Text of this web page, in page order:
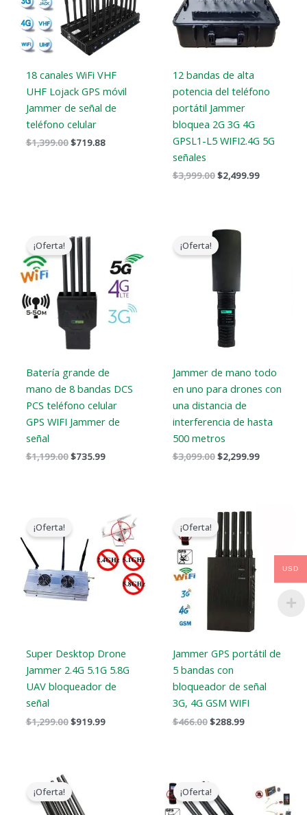
18 canales WiFi VHF
UHF Lojack GPS móvil
Jammer de señal de
teléfono celular
$1,399.00$719.88
12 bandas de alta
potencia del teléfono
portátil Jammer
bloquea 2G 3G 4G
GPSL1-L5 WIFI2.4G 5G
señales
$3,999.00$2,499.99
¡Oferta!
Batería grande de
mano de 8 bandas DCS
PCS teléfono celular
GPS WIFI Jammer de
señal
$1,199.00
precio
original
era:
$1,199.00.
$735.99
es:
$735.99.
¡Oferta!
Jammer de mano todo
en uno para drones con
una distancia de
interferencia de hasta
500 metros
$3,099.00
El
precio
original
$3,099.00.
$2,299.99
¡Oferta!
Super Desktop Drone
Jammer 2.4G 5.1G 5.8G
UAV bloqueador de
señal
$1,299.00
era:
$1,299.00.
$919.99
precio
actual
es:
$919.99.
¡Oferta!
Jammer GPS portátil de
5 bandas con
bloqueador de señal
3G, 4G GSM WIFI
$466.00
precio
original
era:
$466.00.
$288.99
El
precio
actual
es:
$288.99.
¡Oferta!
El
precio
original
era:
¡Oferta!
precio
original
era:
precio
actual
USD